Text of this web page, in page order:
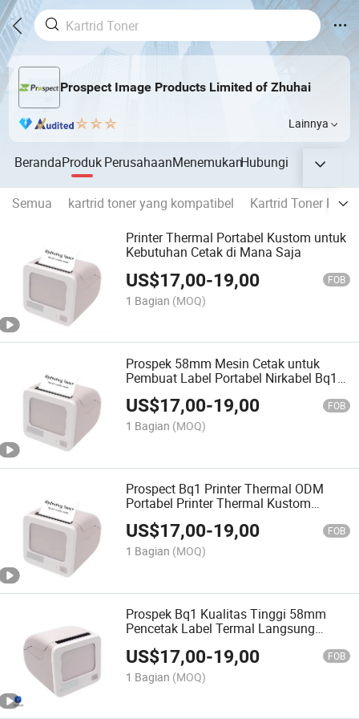
Prospect Image Products Limited of Zhuhai
Lainnya
BerandaProdukPerusahaanMenemukanHubungi
Semua kartrid toner yang kompatibel
Kartrid Toner
Printer Thermal Portabel Kustom untuk
Kebutuhan Cetak di Mana Saja
US$17,00-19,00 FOB
1 Bagian (MOQ)
Prospek 58mm Mesin Cetak untuk
Pembuat Label Portabel Nirkabel Bq1
Printer Termal Tanpa Tinta
US$17,00-19,00 FOB
1 Bagian (MOQ)
Prospect Bq1 Printer Thermal ODM
Portabel Printer Thermal Kustom
dengan Bluetooth
US$17,00-19,00 FOB
1 Bagian (MOQ)
Prospek Bq1 Kualitas Tinggi 58mm
Pencetak Label Termal Langsung
US$17,00-19,00 FOB
1 Bagian (MOQ)